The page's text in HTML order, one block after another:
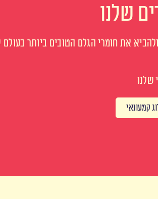
שלנו
את חומרי הגלם הטובים ביותר בעולם
שלנו
קמעונאי